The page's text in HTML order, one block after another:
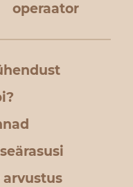
operaator